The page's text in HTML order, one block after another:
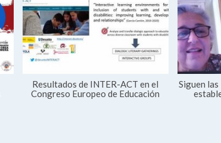
Resultados de INTER-ACT en el
Congreso Europeo de Educación
Siguen